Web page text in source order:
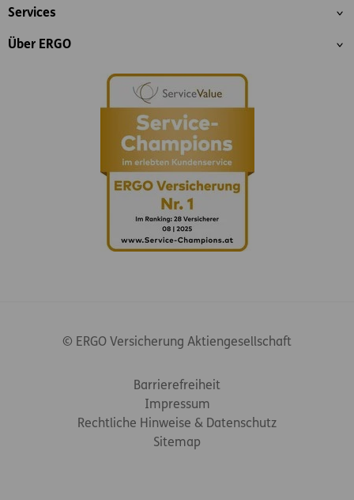
Services
Über ERGO
© ERGO Versicherung Aktiengesellschaft
Barrierefreiheit
Impressum
Rechtliche Hinweise & Datenschutz
Sitemap